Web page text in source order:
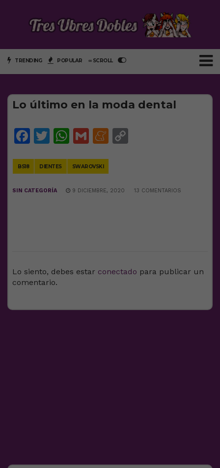
TRENDING POPULAR ∞ SCROLL
Lo último en la moda dental
Facebook
Twitter
WhatsApp
GmailMeneame
BS18 DIENTES SWAROVSKI
SIN CATEGORÍA 9 DICIEMBRE, 2020 13 COMENTARIOS
Lo siento, debes estar conectado para publicar un
comentario.